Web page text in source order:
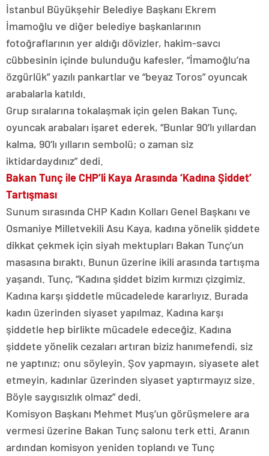
İstanbul Büyükşehir Belediye Başkanı Ekrem
İmamoğlu ve diğer belediye başkanlarının
fotoğraflarının yer aldığı dövizler, hakim-savcı
cübbesinin içinde bulunduğu kafesler, “İmamoğlu’na
özgürlük” yazılı pankartlar ve “beyaz Toros” oyuncak
arabalarla katıldı.
Grup sıralarına tokalaşmak için gelen Bakan Tunç,
oyuncak arabaları işaret ederek, “Bunlar 90’lı yıllardan
kalma, 90’lı yılların sembolü; o zaman siz
iktidardaydınız” dedi.
Bakan Tunç ile CHP’li Kaya Arasında ‘Kadına Şiddet’
Tartışması
Sunum sırasında CHP Kadın Kolları Genel Başkanı ve
Osmaniye Milletvekili Asu Kaya, kadına yönelik şiddete
dikkat çekmek için siyah mektupları Bakan Tunç’un
masasına bıraktı. Bunun üzerine ikili arasında tartışma
yaşandı. Tunç, “Kadına şiddet bizim kırmızı çizgimiz.
Kadına karşı şiddetle mücadelede kararlıyız. Burada
kadın üzerinden siyaset yapılmaz. Kadına karşı
şiddetle hep birlikte mücadele edeceğiz. Kadına
şiddete yönelik cezaları artıran biziz hanımefendi, siz
ne yaptınız; onu söyleyin. Şov yapmayın, siyasete alet
etmeyin, kadınlar üzerinden siyaset yaptırmayız size.
Böyle saygısızlık olmaz” dedi.
Komisyon Başkanı Mehmet Muş’un görüşmelere ara
vermesi üzerine Bakan Tunç salonu terk etti. Aranın
ardından komisyon yeniden toplandı ve Tunç